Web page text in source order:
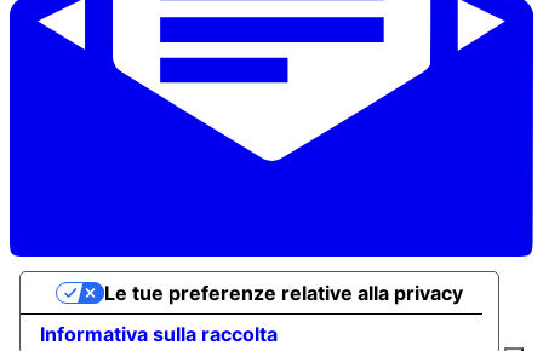
Informativa sulla raccolta
Le tue preferenze relative alla privacy